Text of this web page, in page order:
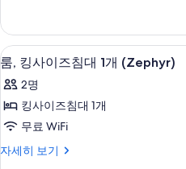
보
기
대
2
개
(Waterfront)
사
진
모
룸,
더
블
침
대
2
(Waterfront)
자
세
룸,
킹
사
이
침
5
룸, 킹사이즈침대 1개 (Zephyr)
2명
킹사이즈침대 1개
무료 WiFi
자세히 보기
룸,